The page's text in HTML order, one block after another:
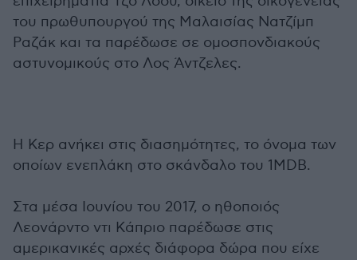
του πρωθυπουργού της Μαλαισίας Νατζίμπ
Ραζάκ και τα παρέδωσε σε ομοσπονδιακούς
αστυνομικούς στο Λος Άντζελες.
Η Κερ ανήκει στις διασημότητες, το όνομα των
οποίων ενεπλάκη στο σκάνδαλο του 1MDB.
Στα μέσα Ιουνίου του 2017, ο ηθοποιός
Λεονάρντο ντι Κάπριο παρέδωσε στις
αμερικανικές αρχές διάφορα δώρα που είχε